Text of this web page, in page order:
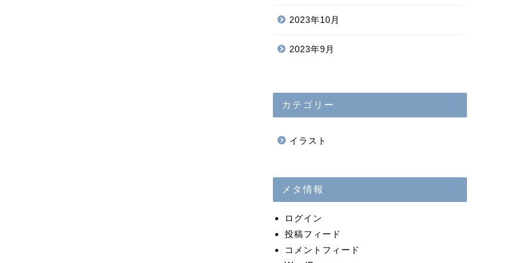
2023年10月
2023年9月
カテゴリー
イラスト
メタ情報
ログイン
投稿フィード
コメントフィード